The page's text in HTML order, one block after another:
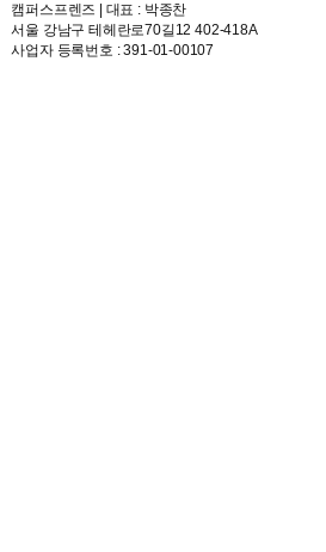
캠퍼스프렌즈 | 대표 : 박종찬
서울 강남구 테헤란로70길12 402-418A
사업자 등록번호 : 391-01-00107